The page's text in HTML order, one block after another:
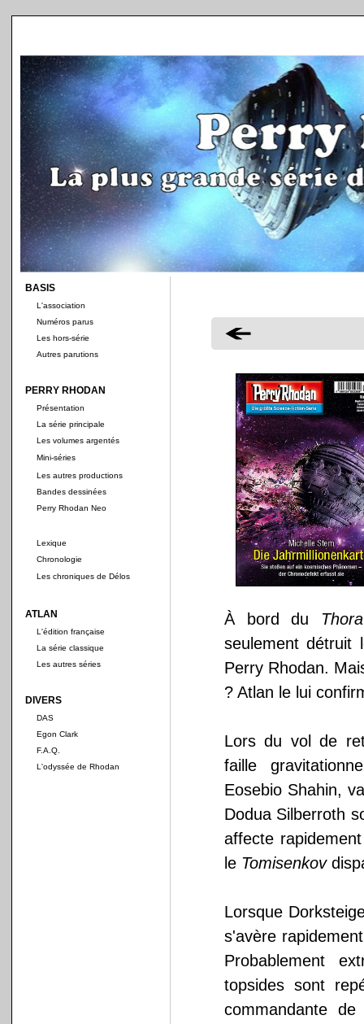
BASIS
L'association
Numéros parus
Les hors-série
Autres parutions
PERRY RHODAN
Présentation
La série principale
Les volumes argentés
Mini-séries
Les autres productions
Bandes dessinées
Perry Rhodan Neo
Lexique
Chronologie
Les chroniques de Délos
ATLAN
L'édition française
La série classique
Les autres séries
DIVERS
DAS
Egon Clark
F.A.Q.
L'odyssée de Rhodan
À bord du Thora
seulement détruit
Perry Rhodan.
? Atlan le lui
Lors du vol de
faille
Eosebio Shahin,
Dodua Silberroth
affecte
le Tomisenkov
Lorsque
s'avère
Probablement
topsides sont
commandante